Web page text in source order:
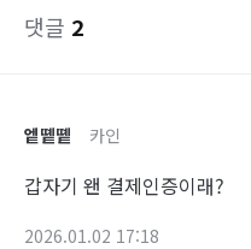
댓글 2
엩똍똍 카인
갑자기 왠 결제인증이래?
2026.01.02 17:18